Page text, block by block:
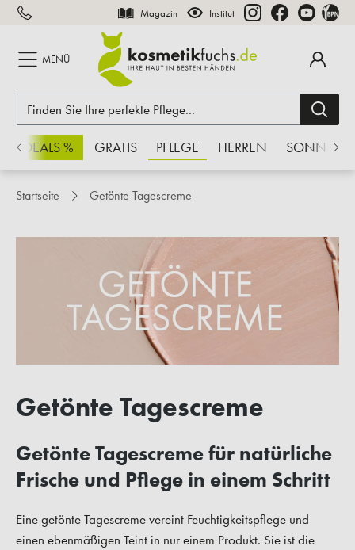
springen Magazin Institut
MENÜ
% GRATIS PFLEGE HERREN SONNE
Startseite Getönte Tagescreme
Getönte Tagescreme
Getönte Tagescreme für natürliche
Frische und Pflege in einem Schritt
Eine getönte Tagescreme vereint Feuchtigkeitspflege und
einen ebenmäßigen Teint in nur einem Produkt. Sie ist die